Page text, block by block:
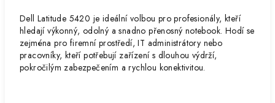
Dell Latitude 5420 je ideální volbou pro profesionály, kteří
hledají výkonný, odolný a snadno přenosný notebook. Hodí se
zejména pro firemní prostředí, IT administrátory nebo
pracovníky, kteří potřebují zařízení s dlouhou výdrží,
pokročilým zabezpečením a rychlou konektivitou.